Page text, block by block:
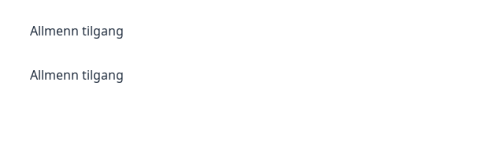
Allmenn tilgang
Allmenn tilgang